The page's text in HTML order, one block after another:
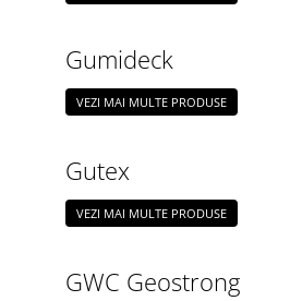
Gumideck
VEZI MAI MULTE PRODUSE
Gutex
VEZI MAI MULTE PRODUSE
GWC Geostrong